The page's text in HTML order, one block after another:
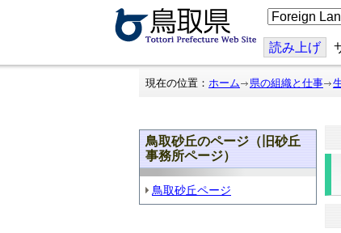
こ
の
ジ
を
翻
読み上げ
現在の位置： ホーム 県の組織と仕事
鳥取砂丘のページ（旧砂丘
事務所ページ）
鳥取砂丘ページ